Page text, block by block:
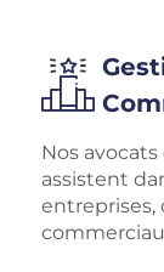
Nos
assistent
entreprises,